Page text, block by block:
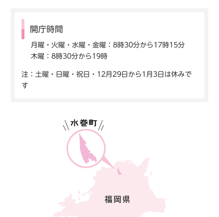
開庁時間
月曜・火曜・水曜・金曜：8時30分から17時15分
木曜：8時30分から19時
注：土曜・日曜・祝日・12月29日から1月3日は休みで
す